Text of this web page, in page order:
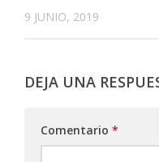
9 JUNIO, 2019
DEJA UNA
Comentario *